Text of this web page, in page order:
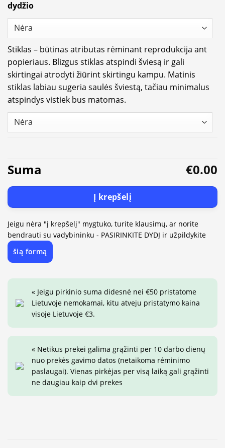
dydžio
Stiklas – būtinas atributas rėminant reprodukcija ant
popieriaus. Blizgus stiklas atspindi šviesą ir gali
skirtingai atrodyti žiūrint skirtingu kampu. Matinis
stiklas labiau sugeria saulės šviestą, tačiau minimalus
atspindys vistiek bus matomas.
Suma €0.00
Į krepšelį
Jeigu nėra "į krepšelį" mygtuko, turite klausimų, ar norite
bendrauti su vadybininku - PASIRINKITE DYDĮ ir užpildykite
šią formą
« Jeigu pirkinio suma didesnė nei €50 pristatome
Lietuvoje nemokamai, kitu atveju pristatymo kaina
visoje Lietuvoje €3.
« Netikus prekei galima grąžinti per 10 darbo dienų
nuo prekės gavimo datos (netaikoma rėminimo
paslaugai). Vienas pirkėjas per visą laiką gali grąžinti
ne daugiau kaip dvi prekes